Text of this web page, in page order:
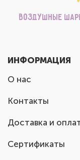
Воздушные
ИНФОРМАЦИЯ
О нас
Контакты
Доставка и
Сертификаты